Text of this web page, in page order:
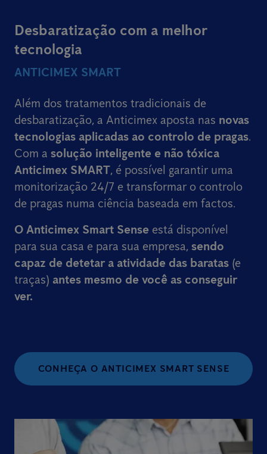
Desbaratização com a melhor
tecnologia
ANTICIMEX SMART
Além dos tratamentos tradicionais de
desbaratização, a Anticimex aposta nas novas
tecnologias aplicadas ao controlo de pragas.
Com a solução inteligente e não tóxica
Anticimex SMART, é possível garantir uma
monitorização 24/7 e transformar o controlo
de pragas numa ciência baseada em factos.
O Anticimex Smart Sense está disponível
para sua casa e para sua empresa, sendo
capaz de detetar a atividade das baratas (e
traças) antes mesmo de você as conseguir
ver.
CONHEÇA O ANTICIMEX SMART SENSE